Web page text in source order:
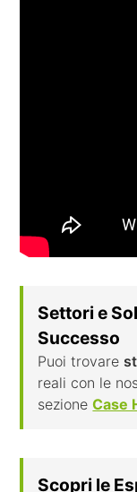
Settori e
Successo
Puoi trovare
reali con le
sezioneCase
Scopri le